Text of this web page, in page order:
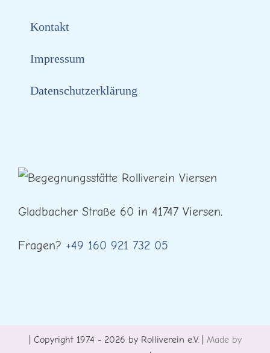
Kontakt
Impressum
Datenschutzerklärung
Gladbacher Straße 60 in 41747 Viersen.
Fragen? +49 160 921 732 05
| Copyright 1974 - 2026 by Rolliverein e.V. | Made by